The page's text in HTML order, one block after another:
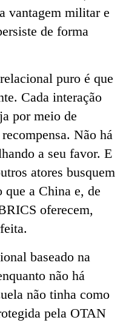
vantagem militar e
de forma
puro é que
Cada interação
por meio de
Não há
a seu favor. E
atores busquem
que a China e, de
oferecem,
baseado na
não há
não tinha como
pela OTAN